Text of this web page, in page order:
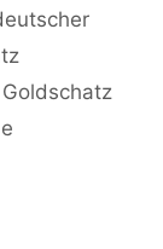
Goldschatz